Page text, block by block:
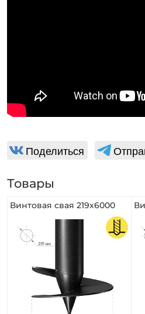
Поделиться
Товары
Винтовая свая 219х6000